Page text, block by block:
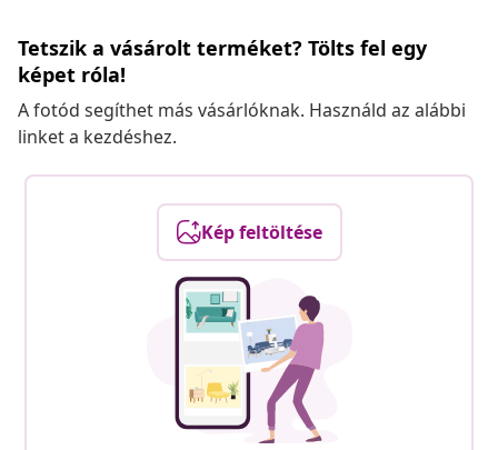
Tetszik a vásárolt terméket? Tölts fel egy
képet róla!
A fotód segíthet más vásárlóknak. Használd az alábbi
linket a kezdéshez.
Kép feltöltése